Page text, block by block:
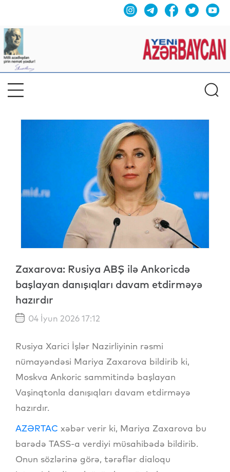
Zaxarova: Rusiya ABŞ ilə Ankoricdə
başlayan danışıqları davam etdirməyə
hazırdır
04 İyun 2026 17:12
Rusiya Xarici İşlər Nazirliyinin rəsmi
nümayəndəsi Mariya Zaxarova bildirib ki,
Moskva Ankoric sammitində başlayan
Vaşinqtonla danışıqları davam etdirməyə
hazırdır.
AZƏRTAC xəbər verir ki, Mariya Zaxarova bu
barədə TASS-a verdiyi müsahibədə bildirib.
Onun sözlərinə görə, tərəflər dialoqu